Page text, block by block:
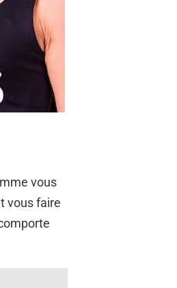
vous
vous faire